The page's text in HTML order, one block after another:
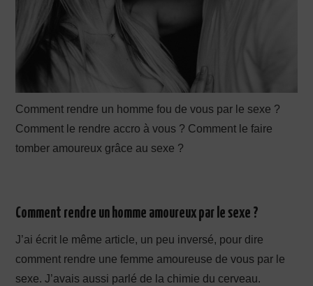
Comment rendre un homme fou de vous par le sexe ?
Comment le rendre accro à vous ? Comment le faire
tomber amoureux grâce au sexe ?
Comment rendre un homme amoureux par le sexe ?
J’ai écrit le même article, un peu inversé, pour dire
comment rendre une femme amoureuse de vous par le
sexe. J’avais aussi parlé de la chimie du cerveau.